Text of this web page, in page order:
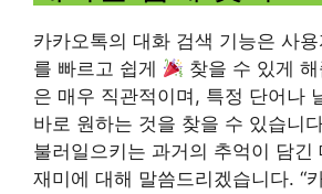
카카오톡의 대화 검색 기능은 사
를 빠르고 쉽게
찾을 수 있게
은 매우 직관적이며, 특정 단어나
바로 원하는 것을 찾을 수 있습니
불러일으키는 과거의 추억이 담긴
재미에 대해 말씀드리겠습니다. “